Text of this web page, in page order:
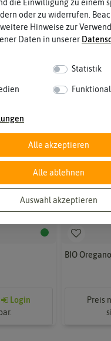
in Oreganosamen
Login
-50%
BIO Oregano
Preis
die Einwilligung zu einem
oder zu widerrufen.
Hinweise zur
Daten in unserer
Statistik
Funktional
Alle akzeptieren
Alle ablehnen
Auswahl akzeptieren